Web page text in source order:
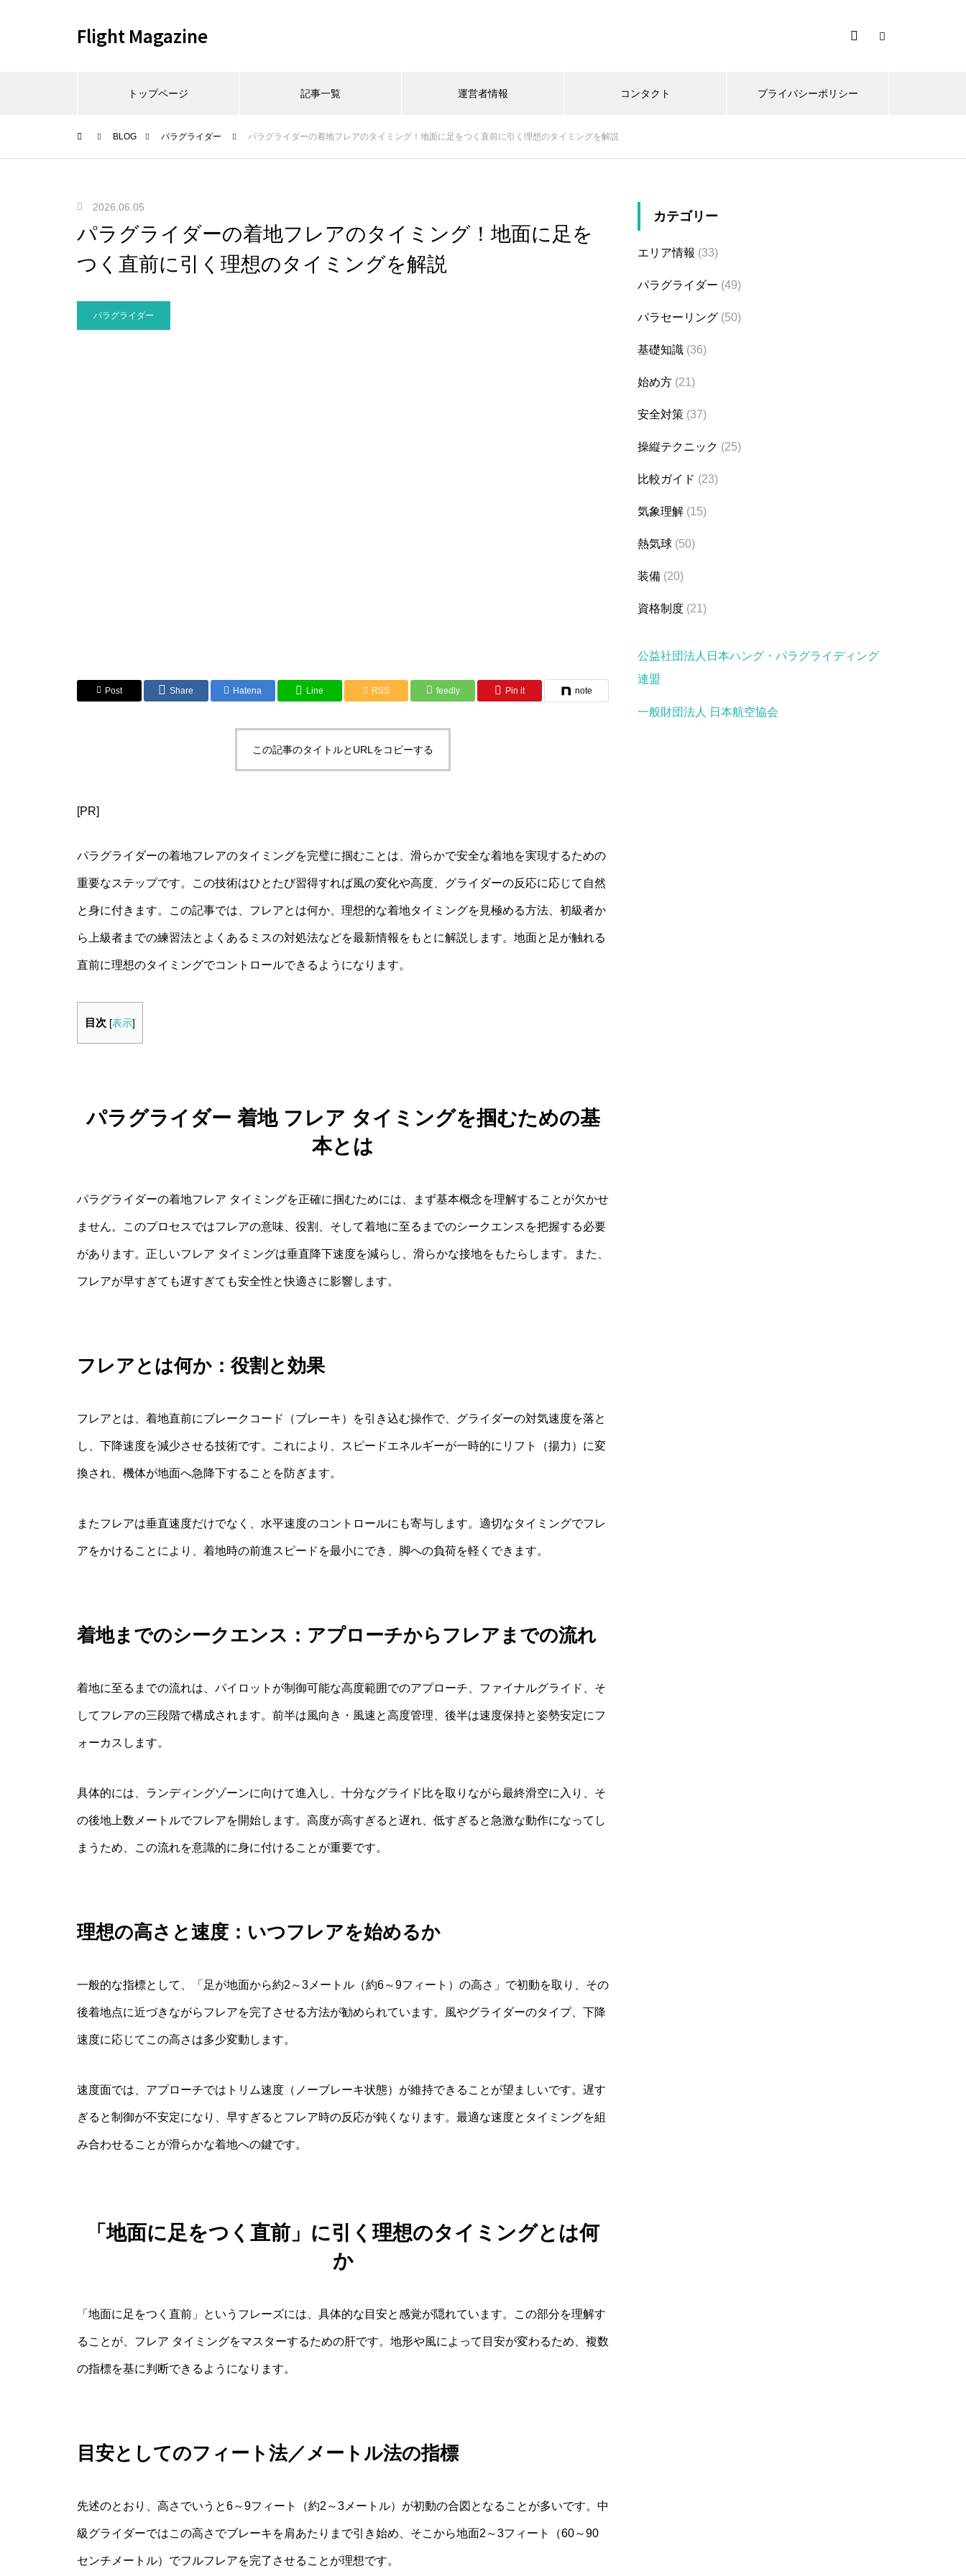
Flight Magazine
トップページ 記事一覧 運営者情報 コンタクト プライバシーポリシー
BLOG パラグライダー パラグライダーの着地フレアのタイミング！地面に足をつく直前に引く理想のタイミングを解説
2026.06.05
パラグライダーの着地フレアのタイミング！地面に足を
つく直前に引く理想のタイミングを解説
パラグライダー
Post Share Hatena Line RSS feedly Pin it note
この記事のタイトルとURLをコピーする
[PR]
パラグライダーの着地フレアのタイミングを完璧に掴むことは、滑らかで安全な着地を実現するための
重要なステップです。この技術はひとたび習得すれば風の変化や高度、グライダーの反応に応じて自然
と身に付きます。この記事では、フレアとは何か、理想的な着地タイミングを見極める方法、初級者か
ら上級者までの練習法とよくあるミスの対処法などを最新情報をもとに解説します。地面と足が触れる
直前に理想のタイミングでコントロールできるようになります。
目次 [表示]
パラグライダー 着地 フレア タイミングを掴むための基
本とは
パラグライダーの着地フレア タイミングを正確に掴むためには、まず基本概念を理解することが欠かせ
ません。このプロセスではフレアの意味、役割、そして着地に至るまでのシークエンスを把握する必要
があります。正しいフレア タイミングは垂直降下速度を減らし、滑らかな接地をもたらします。また、
フレアが早すぎても遅すぎても安全性と快適さに影響します。
フレアとは何か：役割と効果
フレアとは、着地直前にブレークコード（ブレーキ）を引き込む操作で、グライダーの対気速度を落と
し、下降速度を減少させる技術です。これにより、スピードエネルギーが一時的にリフト（揚力）に変
換され、機体が地面へ急降下することを防ぎます。
またフレアは垂直速度だけでなく、水平速度のコントロールにも寄与します。適切なタイミングでフレ
アをかけることにより、着地時の前進スピードを最小にでき、脚への負荷を軽くできます。
着地までのシークエンス：アプローチからフレアまでの流れ
着地に至るまでの流れは、パイロットが制御可能な高度範囲でのアプローチ、ファイナルグライド、そ
してフレアの三段階で構成されます。前半は風向き・風速と高度管理、後半は速度保持と姿勢安定にフ
ォーカスします。
具体的には、ランディングゾーンに向けて進入し、十分なグライド比を取りながら最終滑空に入り、そ
の後地上数メートルでフレアを開始します。高度が高すぎると遅れ、低すぎると急激な動作になってし
まうため、この流れを意識的に身に付けることが重要です。
理想の高さと速度：いつフレアを始めるか
一般的な指標として、「足が地面から約2～3メートル（約6～9フィート）の高さ」で初動を取り、その
後着地点に近づきながらフレアを完了させる方法が勧められています。風やグライダーのタイプ、下降
速度に応じてこの高さは多少変動します。
速度面では、アプローチではトリム速度（ノーブレーキ状態）が維持できることが望ましいです。遅す
ぎると制御が不安定になり、早すぎるとフレア時の反応が鈍くなります。最適な速度とタイミングを組
み合わせることが滑らかな着地への鍵です。
「地面に足をつく直前」に引く理想のタイミングとは何
か
「地面に足をつく直前」というフレーズには、具体的な目安と感覚が隠れています。この部分を理解す
ることが、フレア タイミングをマスターするための肝です。地形や風によって目安が変わるため、複数
の指標を基に判断できるようになります。
目安としてのフィート法／メートル法の指標
先述のとおり、高さでいうと6～9フィート（約2～3メートル）が初動の合図となることが多いです。中
級グライダーではこの高さでブレーキを肩あたりまで引き始め、そこから地面2～3フィート（60～90
センチメートル）でフルフレアを完了させることが理想です。
カテゴリー
エリア情報 (33)
パラグライダー (49)
パラセーリング (50)
基礎知識 (36)
始め方 (21)
安全対策 (37)
操縦テクニック (25)
比較ガイド (23)
気象理解 (15)
熱気球 (50)
装備 (20)
資格制度 (21)
公益社団法人日本ハング・パラグライディング
連盟
一般財団法人 日本航空協会